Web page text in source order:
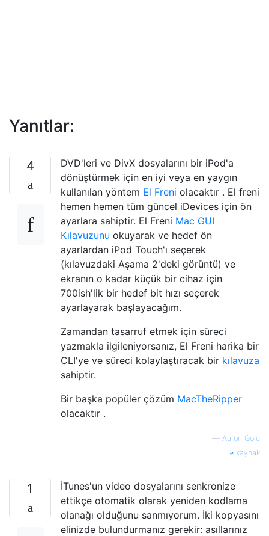
Yanıtlar:
4
DVD'leri ve DivX dosyalarını bir iPod'a
dönüştürmek için en iyi veya en yaygın
kullanılan yöntem El Freni olacaktır . El freni
hemen hemen tüm güncel iDevices için ön
ayarlara sahiptir. El Freni Mac GUI
Kılavuzunu okuyarak ve hedef ön
ayarlardan iPod Touch'ı seçerek
(kılavuzdaki Aşama 2'deki görüntü) ve
ekranın o kadar küçük bir cihaz için
700ish'lik bir hedef bit hızı seçerek
ayarlayarak başlayacağım.
Zamandan tasarruf etmek için süreci
yazmakla ilgileniyorsanız, El Freni harika bir
CLI'ye ve süreci kolaylaştıracak bir kılavuza
sahiptir.
Bir başka popüler çözüm MacTheRipper
olacaktır .
— Aaron Gölü
kaynak
1
İTunes'un video dosyalarını senkronize
ettikçe otomatik olarak yeniden kodlama
olanağı olduğunu sanmıyorum. İki kopyasını
elinizde bulundurmanız gerekir: asıllarınız